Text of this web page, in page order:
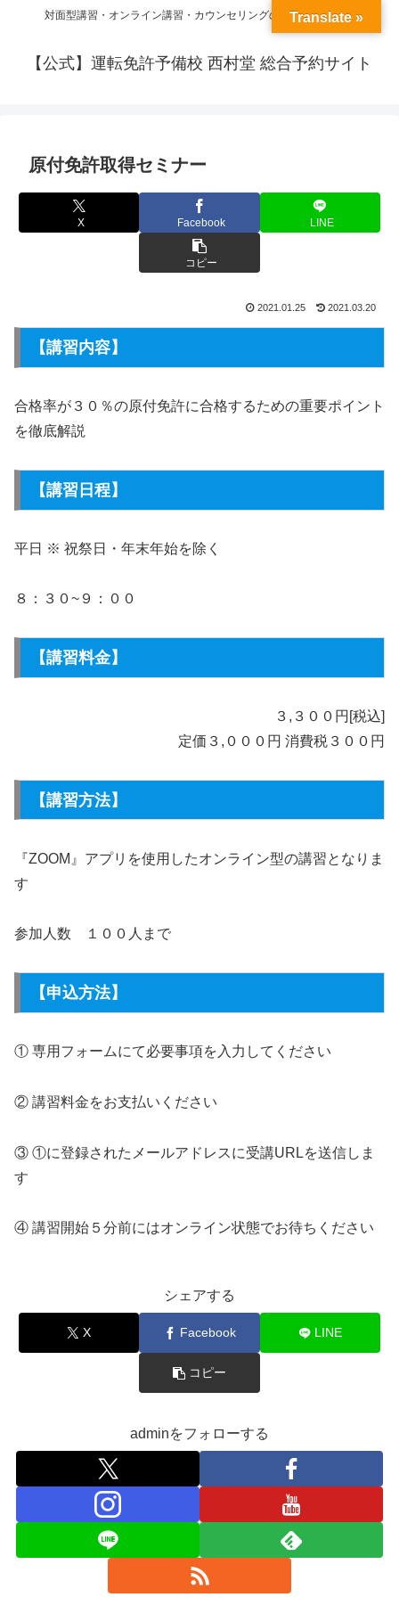
対面型講習・オンライン講習・カウンセリングの予約ができます
【公式】運転免許予備校 西村堂 総合予約サイト
原付免許取得セミナー
X Facebook LINE
コピー
2021.01.25 2021.03.20
【講習内容】
合格率が３０％の原付免許に合格するための重要ポイント
を徹底解説
【講習日程】
平日 ※ 祝祭日・年末年始を除く
８：３０~９：００
【講習料金】
３,３００円[税込]
定価３,０００円 消費税３００円
【講習方法】
『ZOOM』アプリを使用したオンライン型の講習となりま
す
参加人数 １００人まで
【申込方法】
① 専用フォームにて必要事項を入力してください
② 講習料金をお支払いください
③ ①に登録されたメールアドレスに受講URLを送信しま
す
④ 講習開始５分前にはオンライン状態でお待ちください
シェアする
X Facebook LINE
コピー
adminをフォローする
Translate »